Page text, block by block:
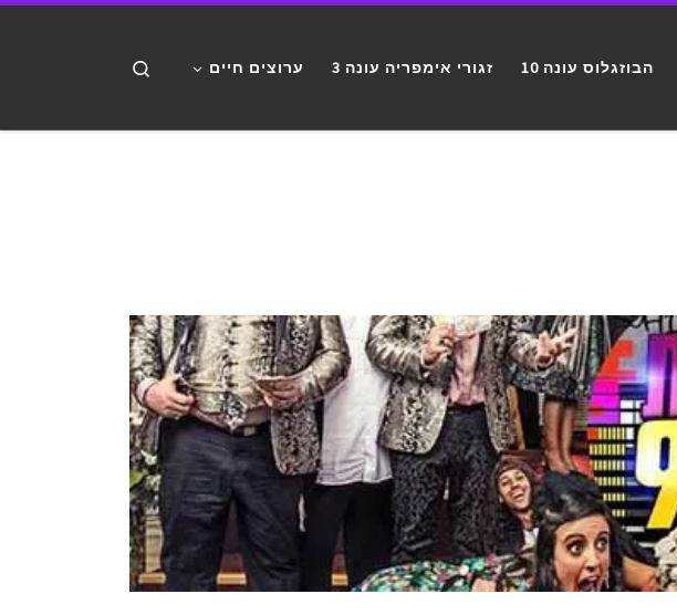
הבוזגלוס עונה 10 זגורי אימפריה עונה 3 ערוצים חיים